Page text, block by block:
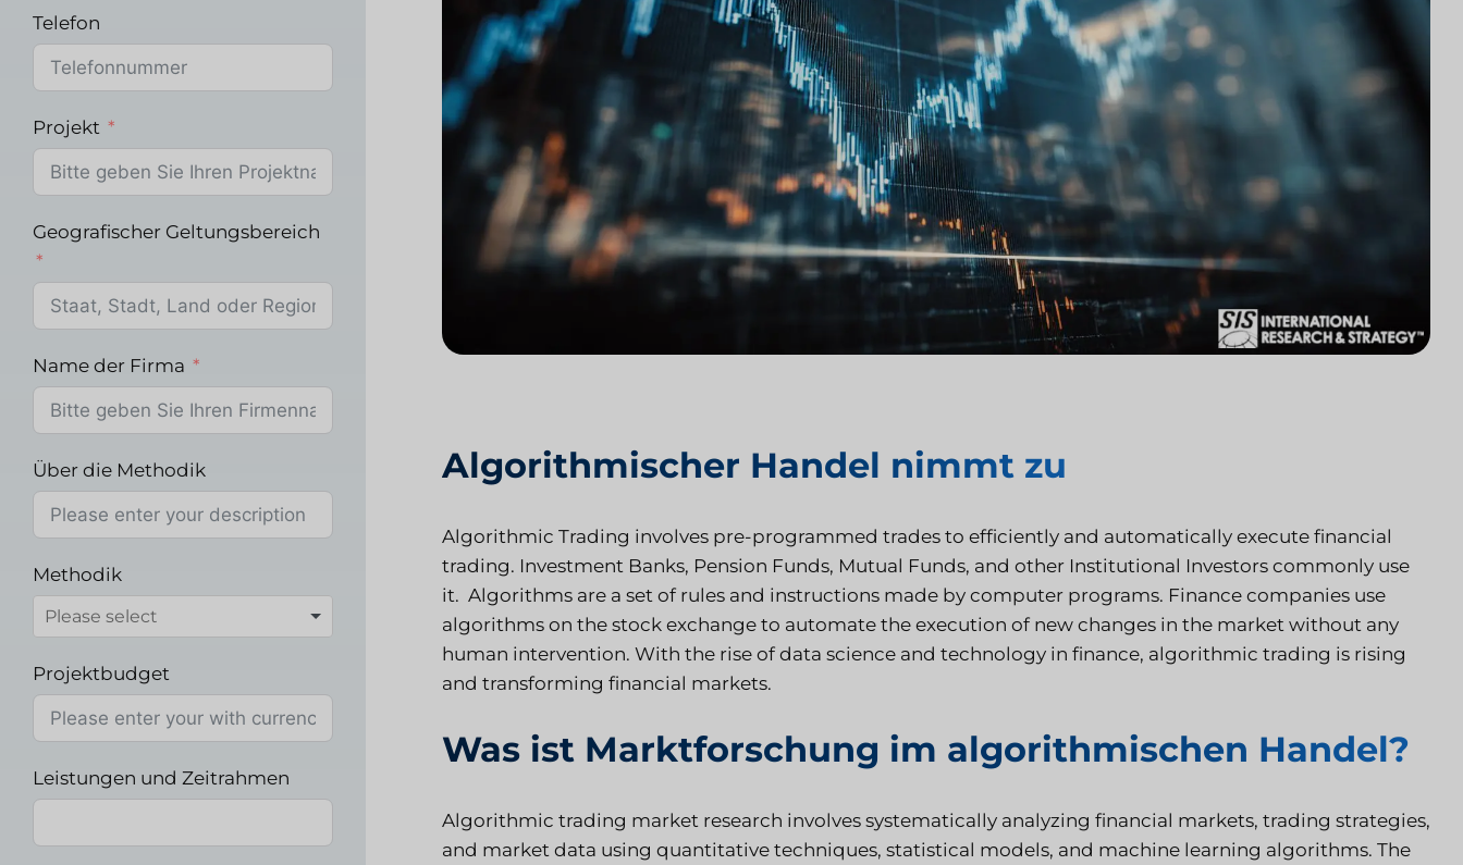
Algorithmischer Handel nimmt zu
Algorithmic Trading involves pre-programmed trades to efficiently and automatically execute financial
trading. Investment Banks, Pension Funds, Mutual Funds, and other Institutional Investors commonly use
it. Algorithms are a set of rules and instructions made by computer programs. Finance companies use
algorithms on the stock exchange to automate the execution of new changes in the market without any
human intervention. With the rise of data science and technology in finance, algorithmic trading is rising
and transforming financial markets.
Was ist Marktforschung im algorithmischen Handel?
Algorithmic trading market research involves systematically analyzing financial markets, trading strategies,
and market data using quantitative techniques, statistical models, and machine learning algorithms. The
Telefon
Projekt
Geografischer Geltungsbereich
Name der Firma
Über die Methodik
Methodik
Projektbudget
Leistungen und Zeitrahmen